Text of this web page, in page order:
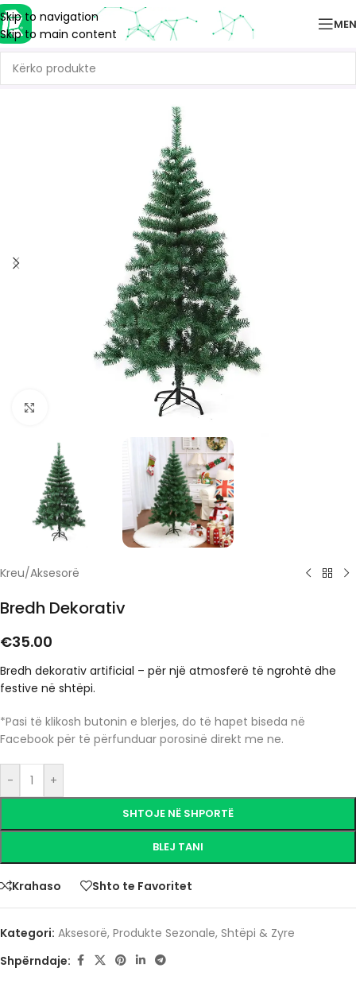
Skip to navigation
Skip to main content
Kreu/Aksesorë
Bredh Dekorativ
€35.00
Bredh dekorativ artificial – për një atmosferë të ngrohtë dhe
festive në shtëpi.
*Pasi të klikosh butonin e blerjes, do të hapet biseda në
Facebook për të përfunduar porosinë direkt me ne.
- +
SHTOJE NË SHPORTË
BLEJ TANI
Krahaso Shto te Favoritet
Kategori: Aksesorë, Produkte Sezonale, Shtëpi & Zyre
Shpërndaje: